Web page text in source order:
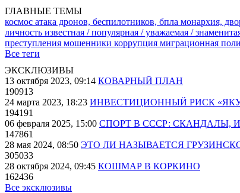
ГЛАВНЫЕ ТЕМЫ
космос атака дронов, беспилотников, бпла монархия,
личность известная / популярная / уважаемая /
преступления мошенники коррупция миграционная
Все теги
ЭКСКЛЮЗИВЫ
13 октября 2023, 09:14 КОВАРНЫЙ ПЛАН
190913
24 марта 2023, 18:23 ИНВЕСТИЦИОННЫЙ РИСК
194191
06 февраля 2025, 15:00 СПОРТ В СССР: СКАНДАЛЫ,
147861
28 мая 2024, 08:50 ЭТО ЛИ НАЗЫВАЕТСЯ
305033
28 октября 2024, 09:45 КОШМАР В КОРКИНО
162436
Все эксклюзивы